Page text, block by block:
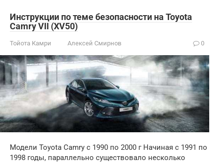
Инструкции по теме безопасности на Toyota
Camry VII (XV50)
Тойота Камри Алексей Смирнов 0
Модели Toyota Camry с 1990 по 2000 г Начиная с 1991 по
1998 годы, параллельно существовало несколько